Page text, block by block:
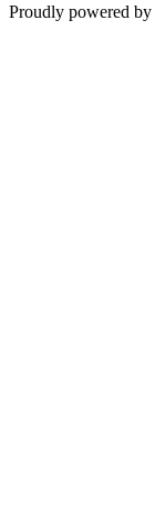
Proudly powered by